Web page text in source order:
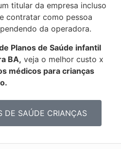
titular da empresa incluso
contratar como pessoa
da operadora.
Planos de Saúde infantil
BA, veja o melhor custo x
médicos para crianças
DE SAÚDE CRIANÇAS